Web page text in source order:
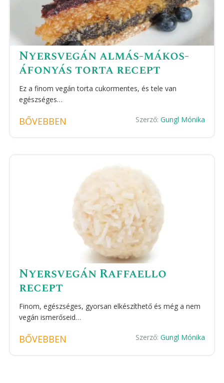
Nyersvegán almás-mákos-
áfonyás torta recept
Ez a finom vegán torta cukormentes, és tele van
egészséges…
BŐVEBBEN Szerző: Gungl Mónika
Nyersvegán Raffaello
recept
Finom, egészséges, gyorsan elkészíthető és még a nem
vegán ismerőseid…
BŐVEBBEN Szerző: Gungl Mónika